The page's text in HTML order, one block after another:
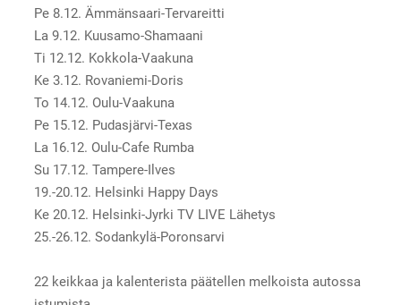
Pe 8.12. Ämmänsaari-Tervareitti
La 9.12. Kuusamo-Shamaani
Ti 12.12. Kokkola-Vaakuna
Ke 3.12. Rovaniemi-Doris
To 14.12. Oulu-Vaakuna
Pe 15.12. Pudasjärvi-Texas
La 16.12. Oulu-Cafe Rumba
Su 17.12. Tampere-Ilves
19.-20.12. Helsinki Happy Days
Ke 20.12. Helsinki-Jyrki TV LIVE Lähetys
25.-26.12. Sodankylä-Poronsarvi
22 keikkaa ja kalenterista päätellen melkoista autossa